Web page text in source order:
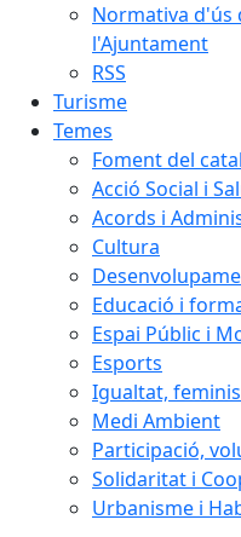
Normativa d'ús
l'Ajuntament
RSS
Turisme
Temes
Foment del
Acció Social i
Acords i
Cultura
Educació i
Espai Públic i
Esports
Igualtat,
Medi Ambient
Participació,
Solidaritat i
Urbanisme i